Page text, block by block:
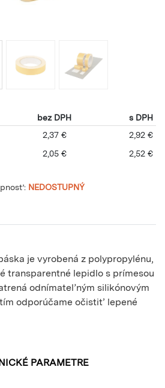
bez DPH
s DPH
2,37 €
2,92 €
2,05 € 2,52 €
NEDOSTUPNÝ
je vyrobená z polypropylénu,
transparentné lepidlo s prímesou
odnímateľným silikónovým
odporúčame očistiť lepené
PARAMETRE